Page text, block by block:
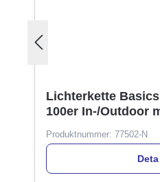
Lichterkette
100er In-/Outdoor
Produktnummer: 77502-N